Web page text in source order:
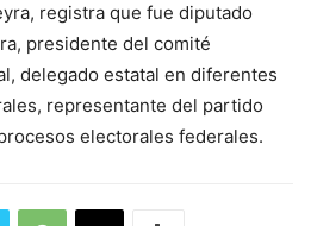
registra que fue diputado
presidente del comité
delegado estatal en diferentes
representante del partido
electorales federales.